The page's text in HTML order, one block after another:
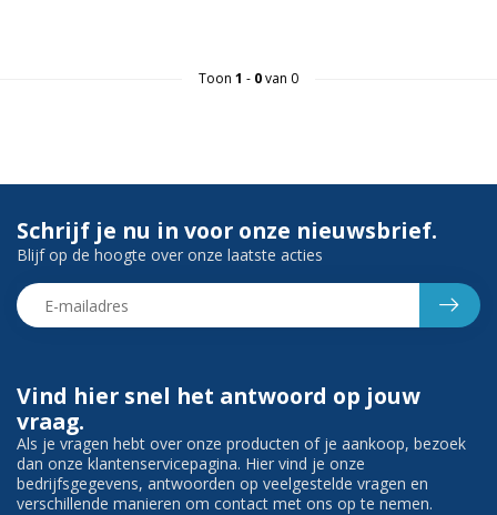
Toon 1 - 0van 0
Vind hier snel het antwoord op jouw
vraag.
Als je vragen hebt over onze producten of je aankoop, bezoek
dan onze klantenservicepagina. Hier vind je onze
bedrijfsgegevens, antwoorden op veelgestelde vragen en
verschillende manieren om contact met ons op te nemen.
Schrijf je nu in voor onze nieuwsbrief.
Blijf op de hoogte over onze laatste acties